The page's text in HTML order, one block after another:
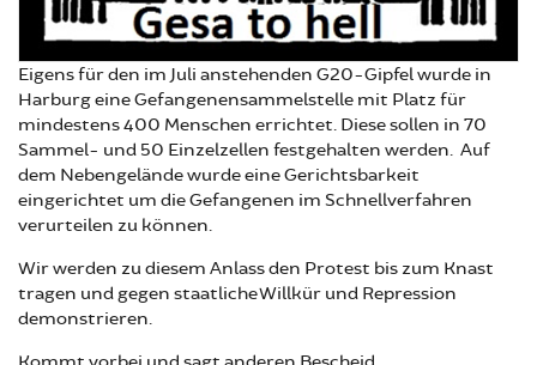
Eigens für den im Juli anstehenden G20-Gipfel wurde in
Harburg eine Gefangenensammelstelle mit Platz für
mindestens 400 Menschen errichtet. Diese sollen in 70
Sammel- und 50 Einzelzellen festgehalten werden. Auf
dem Nebengelände wurde eine Gerichtsbarkeit
eingerichtet um die Gefangenen im Schnellverfahren
verurteilen zu können.
Wir werden zu diesem Anlass den Protest bis zum Knast
tragen und gegen staatliche Willkür und Repression
demonstrieren.